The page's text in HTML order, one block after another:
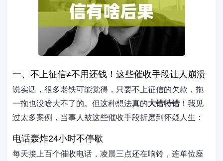
一、不上征信≠不用还钱！这些催收手段让人崩溃
说实话，很多老铁可能觉得，只要不上征信的欠款，拖
一拖也没啥大不了的。但这种想法真的大错特错 ！我见
过太多案例，当事人被这些催收手段折磨到怀疑人生：
电话轰炸24小时不停歇
每天接上百个催收电话，凌晨三点还在响铃，连单位座